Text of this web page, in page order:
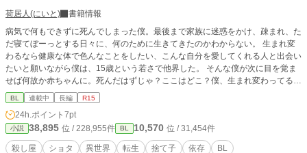
荷居人(にいと)
書籍情報
病気で何もできずに死んでしまった僕。最後まで家族に迷惑をかけ、疎まれ、た
だ寝てぼーっとする日々に、何のために生きてきたのかわからない。 生まれ変
わるなら健康な体で色んなことをしたい、こんな自分を愛してくれる人と出会い
たいと願いながら僕は、15歳という若さで他界した。 そんな僕が次に目を覚ま
せば何故か赤ちゃんに。死んだはずじゃ？ここはどこ？僕、生まれ変わってる？
そう気づいた頃には、何やら水晶が手に当てられて、転生先の新たな親と思われ
た人たちに自分の子ではないとされ、捨てられていた。生まれ変わっても僕は家
族に恵まれないようだ。 このまま、餓死して、いや、寒いから凍えて赤ん坊の
まま死ぬのかなと思った矢先に、一人のこの世のものとは思えない長髪で青く輝
く髪と金色に光る冷たい瞳を持つ美青年が僕の前に現れる。 「赤子で捨てられ
BL 連載中 長編 R15
24h.ポイント 7pt
小説 38,895 位 / 228,955件 BL 10,570 位 / 31,454件
殺し屋 ショタ 異世界 転生 捨て子 依存 BL